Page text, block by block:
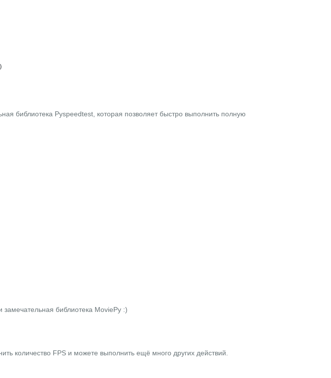
библиотека Pyspeedtest, которая позволяет быстро выполнить полную
замечательная библиотека MoviePy :)
количество FPS и можете выполнить ещё много других действий.